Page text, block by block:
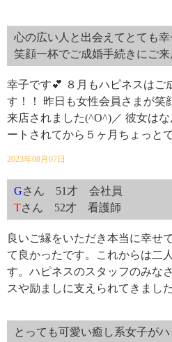
心の広い人と出会えてとても
笑顔一杯でご成婚手続きにご
幸子です💕 ８月もハピネスはご
す！！ 昨日も女性会員さまが笑
来店されました(^O^)／ 彼女は
ートされてから５ヶ月ちょっと
2023年08月07日
Gさん 51才 会社員
Tさん 52才 看護師
良いご縁をいただき本当に幸せ
て良かったです。これからは二
す。ハピネスのスタッフのみな
スや励ましに支えられてきました
とっても可愛い癒し系女子が